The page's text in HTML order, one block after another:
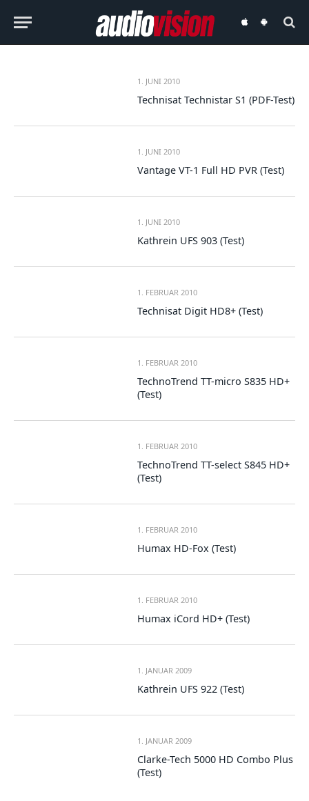
audiovisionaudiovision
1. JUNI 2010
Technisat Technistar S1 (PDF-Test)
1. JUNI 2010
Vantage VT-1 Full HD PVR (Test)
1. JUNI 2010
Kathrein UFS 903 (Test)
1. FEBRUAR 2010
Technisat Digit HD8+ (Test)
1. FEBRUAR 2010
TechnoTrend TT-micro S835 HD+
(Test)
1. FEBRUAR 2010
TechnoTrend TT-select S845 HD+
(Test)
1. FEBRUAR 2010
Humax HD-Fox (Test)
1. FEBRUAR 2010
Humax iCord HD+ (Test)
1. JANUAR 2009
Kathrein UFS 922 (Test)
1. JANUAR 2009
Clarke-Tech 5000 HD Combo Plus
(Test)